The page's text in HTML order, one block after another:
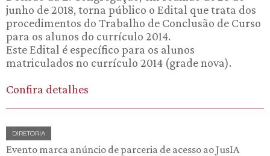
junho de 2018, torna público o Edital que trata dos
procedimentos do Trabalho de Conclusão de Curso
para os alunos do currículo 2014.
Este Edital é específico para os alunos
matriculados no currículo 2014 (grade nova).
Confira detalhes
DIRETORIA
Evento marca anúncio de parceria de acesso ao JusIA